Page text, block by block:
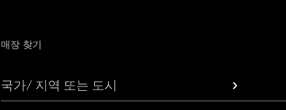
매장 찾기
국가/ 지역 또는 도시